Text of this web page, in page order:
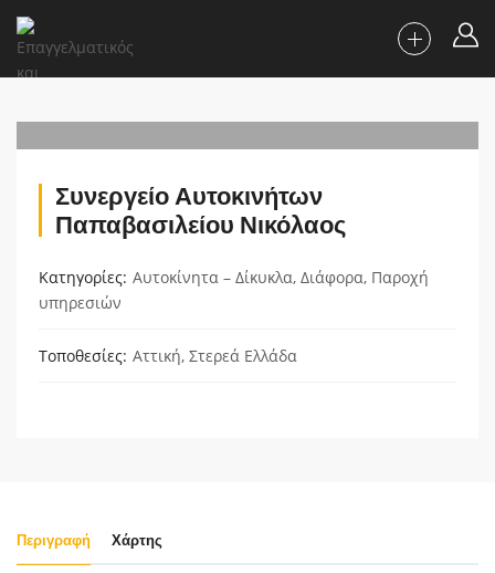
Συνεργείο Αυτοκινήτων
Παπαβασιλείου Νικόλαος
Κατηγορίες Αυτοκίνητα – Δίκυκλα, Διάφορα, Παροχή
υπηρεσιών
Τοποθεσίες Αττική, Στερεά Ελλάδα
Περιγραφή Χάρτης